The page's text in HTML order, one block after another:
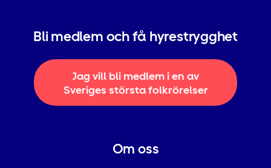
Bli medlem och få hyrestrygghet
Jag vill bli medlem i en av
Sveriges största folkrörelser
Om oss